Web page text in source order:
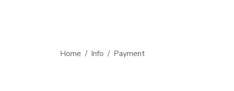
You are here:
Home Info Payment